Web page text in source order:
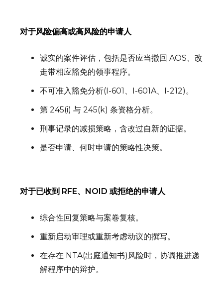
对于风险偏高或高风险的申请人
诚实的案件评估，包括是否应当撤回 AOS、改
走带相应豁免的领事程序。
不可准入豁免分析(I-601、I-601A、I-212)。
第 245(i) 与 245(k) 条资格分析。
刑事记录的减损策略，含改过自新的证据。
是否申请、何时申请的策略性决策。
对于已收到 RFE、NOID 或拒绝的申请人
综合性回复策略与案卷复核。
重新启动审理或重新考虑动议的撰写。
在存在 NTA(出庭通知书)风险时，协调推进递
解程序中的辩护。